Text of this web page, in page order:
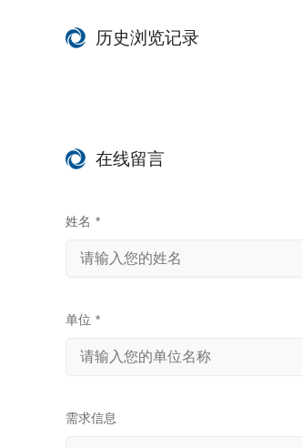
历史浏览记录
在线留言
姓名 *
单位 *
需求信息